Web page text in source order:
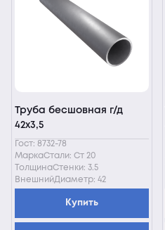
Труба бесшовная г/д
42х3,5
Гост: 8732-78
МаркаСтали: Ст 20
ТолщинаСтенки: 3.5
ВнешнийДиаметр: 42
Купить